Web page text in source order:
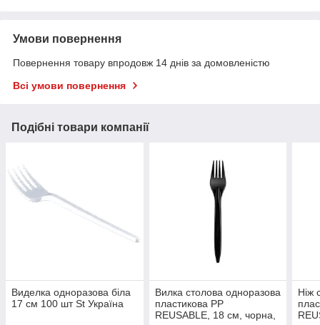
Умови повернення
Повернення товару впродовж 14 днів за домовленістю
Всі умови повернення
Подібні товари компанії
Виделка одноразова біла
17 см 100 шт St Україна
Вилка столова одноразова
пластикова PP
REUSABLE, 18 см, чорна,
Ніж